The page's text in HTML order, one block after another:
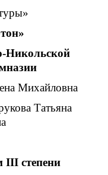
Никольской
Михайловна
Татьяна
степени